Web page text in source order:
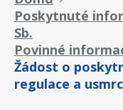
navigace
Poskytnuté
Sb.
Povinné
Žádost o
regulace a